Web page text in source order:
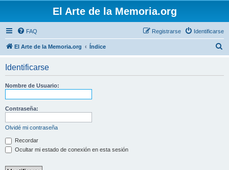
El Arte de la Memoria.org
FAQ Identificarse
Registrarse
El Arte de la Memoria.org Índice
Identificarse
Nombre de Usuario:
Contraseña:
Olvidé mi contraseña
Recordar
Ocultar mi estado de conexión en esta sesión